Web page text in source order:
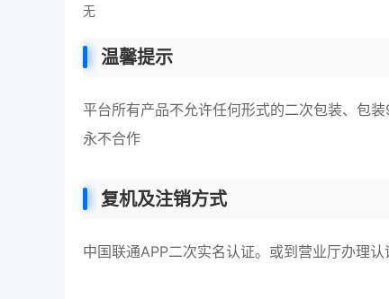
无
温馨提示
平台所有产品不允许任何形式的二次包装、包
永不合作
复机及注销方式
中国联通APP二次实名认证。或到营业厅办理认